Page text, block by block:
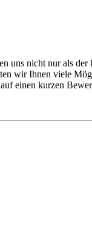
uns nicht nur als der
wir Ihnen viele
einen kurzen